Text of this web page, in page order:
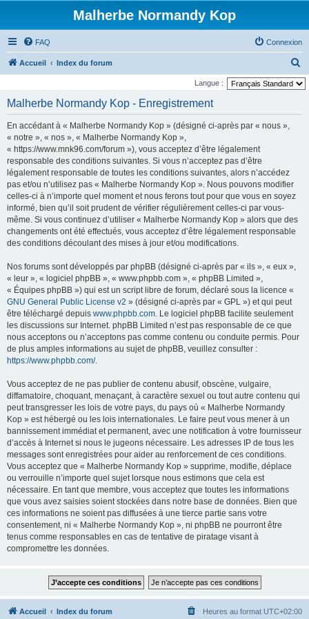
Malherbe Normandy Kop
FAQ Connexion
Accueil Index du forum
e
Langue :
Malherbe Normandy Kop - Enregistrement
En accédant à « Malherbe Normandy Kop » (désigné ci-après par « nous »,
« notre », « nos », « Malherbe Normandy Kop »,
« https://www.mnk96.com/forum »), vous acceptez d’être légalement
responsable des conditions suivantes. Si vous n’acceptez pas d’être
légalement responsable de toutes les conditions suivantes, alors n’accédez
pas et/ou n’utilisez pas « Malherbe Normandy Kop ». Nous pouvons modifier
celles-ci à n’importe quel moment et nous ferons tout pour que vous en soyez
informé, bien qu’il soit prudent de vérifier régulièrement celles-ci par vous-
même. Si vous continuez d’utiliser « Malherbe Normandy Kop » alors que des
changements ont été effectués, vous acceptez d’être légalement responsable
des conditions découlant des mises à jour et/ou modifications.
Nos forums sont développés par phpBB (désigné ci-après par « ils », « eux »,
« leur », « logiciel phpBB », « www.phpbb.com », « phpBB Limited »,
« Équipes phpBB ») qui est un script libre de forum, déclaré sous la licence «
GNU General Public License v2 » (désigné ci-après par « GPL ») et qui peut
être téléchargé depuis www.phpbb.com. Le logiciel phpBB facilite seulement
les discussions sur Internet. phpBB Limited n’est pas responsable de ce que
nous acceptons ou n’acceptons pas comme contenu ou conduite permis. Pour
de plus amples informations au sujet de phpBB, veuillez consulter :
https://www.phpbb.com/.
Vous acceptez de ne pas publier de contenu abusif, obscène, vulgaire,
diffamatoire, choquant, menaçant, à caractère sexuel ou tout autre contenu qui
peut transgresser les lois de votre pays, du pays où « Malherbe Normandy
Kop » est hébergé ou les lois internationales. Le faire peut vous mener à un
bannissement immédiat et permanent, avec une notification à votre fournisseur
d’accès à Internet si nous le jugeons nécessaire. Les adresses IP de tous les
messages sont enregistrées pour aider au renforcement de ces conditions.
Vous acceptez que « Malherbe Normandy Kop » supprime, modifie, déplace
ou verrouille n’importe quel sujet lorsque nous estimons que cela est
nécessaire. En tant que membre, vous acceptez que toutes les informations
que vous avez saisies soient stockées dans notre base de données. Bien que
ces informations ne soient pas diffusées à une tierce partie sans votre
consentement, ni « Malherbe Normandy Kop », ni phpBB ne pourront être
tenus comme responsables en cas de tentative de piratage visant à
compromettre les données.
Accueil Index du forum Heures au format UTC+02:00